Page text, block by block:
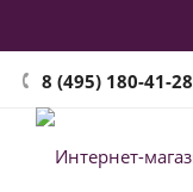
8 (495) 180-41-28